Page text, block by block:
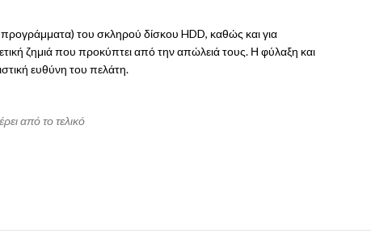
του σκληρού δίσκου HDD, καθώς και για
ζημιά που προκύπτει από την απώλειά τους. Η φύλαξη και
ευθύνη του πελάτη.
από το τελικό